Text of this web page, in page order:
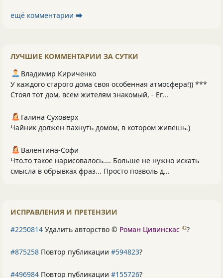
ещё комментарии ⮕
ЛУЧШИЕ КОММЕНТАРИИ ЗА СУТКИ
Владимир Кириченко
У каждого старого дома своя особенная атмосфера!)) ***
Стоял тот дом, всем жителям знакомый, - Ег...
Галина Суховерх
Чайник должен пахнуть домом, в котором живёшь.)
Валентина-Софи
Что.то такое нарисовалось.... Больше не нужно искать
смысла в обрывках фраз... Просто позволь д...
ИСПРАВЛЕНИЯ И ПРЕТЕНЗИИ
#2250814 Удалить авторство © Роман Цивинскас 42?
#875258 Повтор публикации #594823?
#496984 Повтор публикации #155726?